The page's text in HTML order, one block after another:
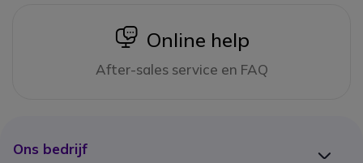
icon
Online help
After-sales service en FAQ
Ons bedrijf